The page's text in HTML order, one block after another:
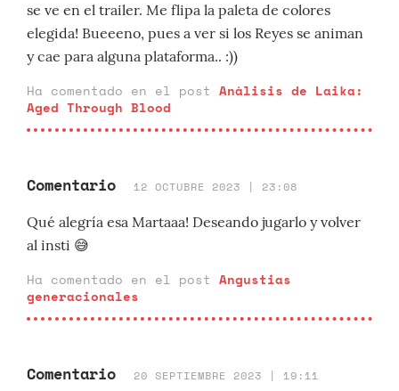
se ve en el trailer. Me flipa la paleta de colores
elegida! Bueeeno, pues a ver si los Reyes se animan
y cae para alguna plataforma.. :))
Ha comentado en el post Análisis de Laika:
Aged Through Blood
Comentario 12 OCTUBRE 2023 | 23:08
Qué alegría esa Martaaa! Deseando jugarlo y volver
al insti 😅
Ha comentado en el post Angustias
generacionales
Comentario 20 SEPTIEMBRE 2023 | 19:11